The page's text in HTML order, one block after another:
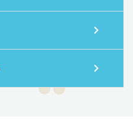
expand_more
expand_more